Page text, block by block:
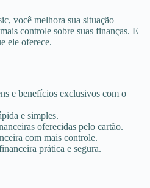
você melhora sua situação
controle sobre suas finanças. E
ele oferece.
e benefícios exclusivos com o
e simples.
oferecidas pelo cartão.
com mais controle.
prática e segura.